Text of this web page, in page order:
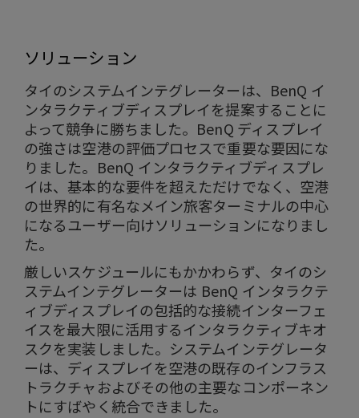
ソリューション
タイのシステムインテグレーターは、BenQ イ
ンタラクティブディスプレイを提案することに
よって競争に勝ちました。BenQ ディスプレイ
の強さは空港の評価プロセスで重要な要因にな
りました。BenQ インタラクティブディスプレ
イは、基本的な要件を超えただけでなく、空港
の世界的に有名なメイン旅客ターミナルの中心
になるユーザー向けソリューションになりまし
た。
厳しいスケジュールにもかかわらず、タイのシ
ステムインテグレーターは BenQ インタラクテ
ィブディスプレイの包括的な接続インターフェ
イスを最大限に活用するインタラクティブキオ
スクを実装しました。システムインテグレータ
ーは、ディスプレイを空港の既存のインフラス
トラクチャおよびその他の主要なコンポーネン
トにすばやく統合できました。